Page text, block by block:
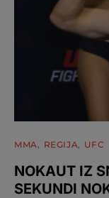
MMA REGIJA UFC
NOKAUT IZ
SEKUNDI